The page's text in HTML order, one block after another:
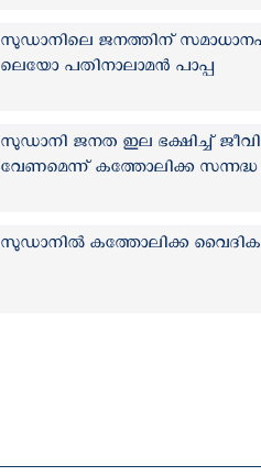
സുഡാനിലെ ജനത്തിന്
ലെയോ പതിനാലാമന്‍ പാപ്പ
സുഡാനി ജനത ഇല ഭക്ഷിച്ച്
വേണമെന്ന് കത്തോലിക്ക
സുഡാനില്‍ കത്തോലിക്ക വൈദികന്‍